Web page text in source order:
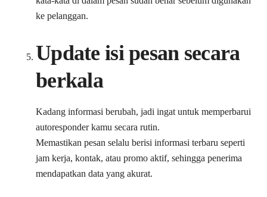
ke pelanggan.
Update isi pesan secara
berkala
Kadang informasi berubah, jadi ingat untuk memperbarui
autoresponder kamu secara rutin.
Memastikan pesan selalu berisi informasi terbaru seperti
jam kerja, kontak, atau promo aktif, sehingga penerima
mendapatkan data yang akurat.